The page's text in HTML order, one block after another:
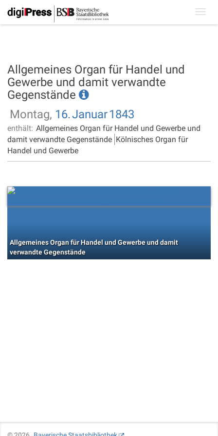
Allgemeines Organ für Handel und
Gewerbe und damit verwandte
Gegenstände
Montag, 16.Januar1843
enthält: Allgemeines Organ für Handel und Gewerbe und
damit verwandte Gegenstände Kölnisches Organ für
Handel und Gewerbe
Allgemeines Organ für Handel und Gewerbe und damit
verwandte Gegenstände